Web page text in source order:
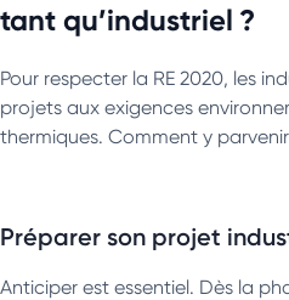
tant qu’industriel ?
Pour respecter la RE 2020, les
projets aux exigences
thermiques. Comment y
Préparer son projet
Anticiper est essentiel. Dès la